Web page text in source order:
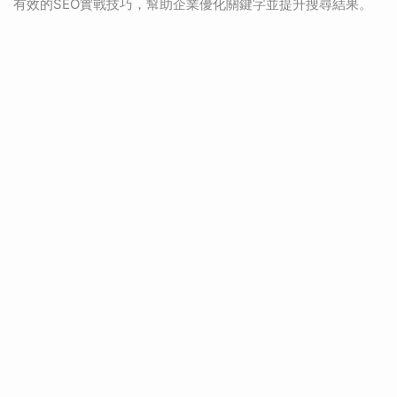
有效的SEO實戰技巧，幫助企業優化關鍵字並提升搜尋結果。